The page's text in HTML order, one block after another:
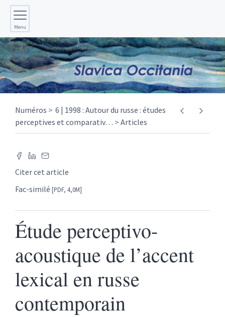
Menu
Numéros
6 | 1998 : Autour du russe : études
perceptives et comparativ… Articles
Citer cet article
Fac-similé [PDF, 4,0M]
Étude perceptivo-
acoustique de l’accent
lexical en russe
contemporain